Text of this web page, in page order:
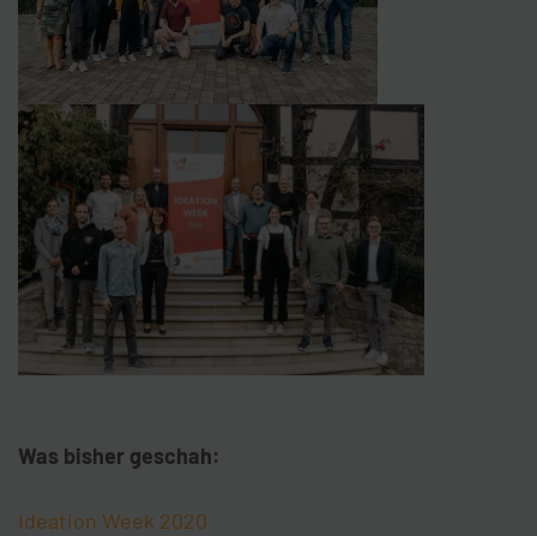
Was bisher geschah:
Ideation Week 2020